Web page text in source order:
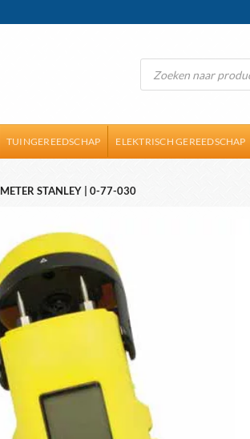
Producten
zoeken
TUINGEREEDSCHAP ELEKTRISCH GEREEDSCHAP
STANLEY | 0-77-030